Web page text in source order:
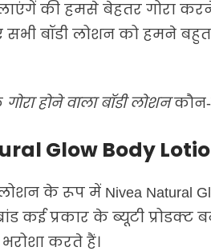
की हमसे बेहतर गोरा
सभी बॉडी लोशन को हमने
गोरा होने वाला बॉडी लोशनकौन-
Glow Body
लोशन के रूप में Nivea Natural
कई प्रकार के ब्यूटी
करते हैं।